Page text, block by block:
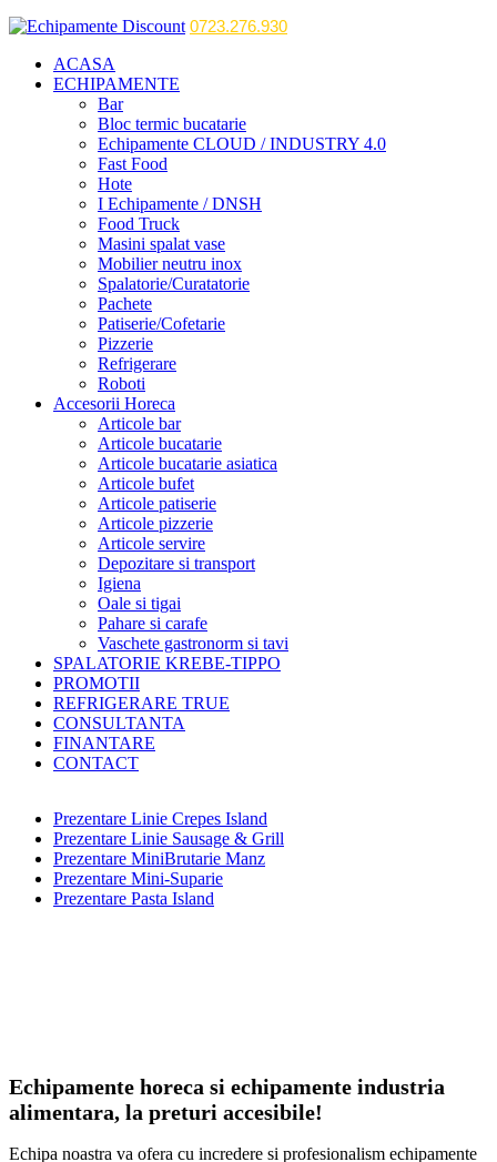
0723.276.930
ACASA
ECHIPAMENTE
Bar
Bloc termic bucatarie
Echipamente CLOUD / INDUSTRY 4.0
Fast Food
Hote
I Echipamente / DNSH
Food Truck
Masini spalat vase
Mobilier neutru inox
Spalatorie/Curatatorie
Pachete
Patiserie/Cofetarie
Pizzerie
Refrigerare
Roboti
Accesorii Horeca
Articole bar
Articole bucatarie
Articole bucatarie asiatica
Articole bufet
Articole patiserie
Articole pizzerie
Articole servire
Depozitare si transport
Igiena
Oale si tigai
Pahare si carafe
Vaschete gastronorm si tavi
SPALATORIE KREBE-TIPPO
PROMOTII
REFRIGERARE TRUE
CONSULTANTA
FINANTARE
CONTACT
Prezentare Linie Crepes Island
Prezentare Linie Sausage & Grill
Prezentare MiniBrutarie Manz
Prezentare Mini-Suparie
Prezentare Pasta Island
Echipamente horeca si echipamente industria
alimentara, la preturi accesibile!
Echipa noastra va ofera cu incredere si profesionalism echipamente